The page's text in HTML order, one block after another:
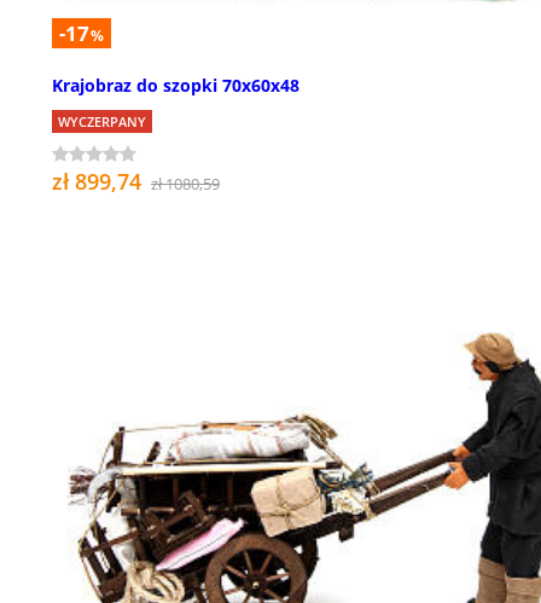
-17%
Krajobraz do szopki 70x60x48
WYCZERPANY
zł 899,74 zł 1080,59